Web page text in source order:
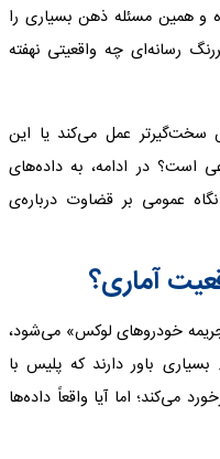
و همین مسئله ذهن بسیاری را
رسانه‌ای چه واقعیتی نهفته
سخت‌گیرتر عمل می‌کند یا این
است؟ در ادامه، به داده‌های
نگاه عمومی بر قضاوت درباره‌ی
آماری؟
خودروهای لوکس» می‌شود،
باور دارند که پلیس با
می‌کند؛ اما آیا واقعاً داده‌ها